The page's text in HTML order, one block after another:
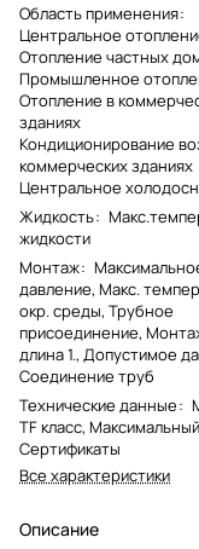
Область применения:
Центральное
Отопление частных
Промышленное
Отопление в
зданиях
Кондиционирование
коммерческих зданиях
Центральное
Жидкость:
жидкости
Монтаж:
давление, Макс.
окр. среды, Трубное
присоединение,
длина 1., Допустимое
Соединение труб
Технические данные:
TF класс,
Сертификаты
Все характеристики
Описание